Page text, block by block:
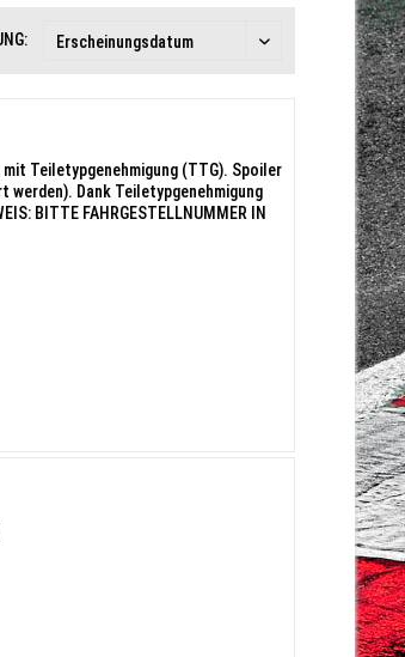
Teiletypgenehmigung (TTG). Spoiler
Dank Teiletypgenehmigung
BITTE FAHRGESTELLNUMMER IN